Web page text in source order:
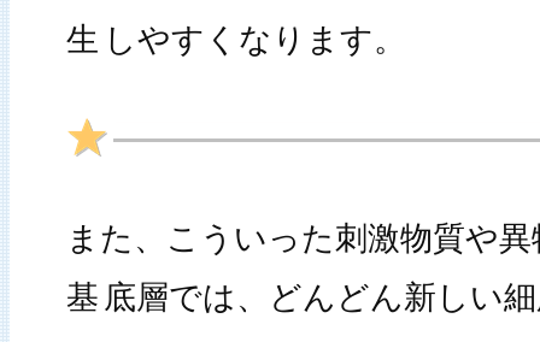
生 しやすくなります。
また、こういった刺激物質や
基 底層では、どんどん新しい